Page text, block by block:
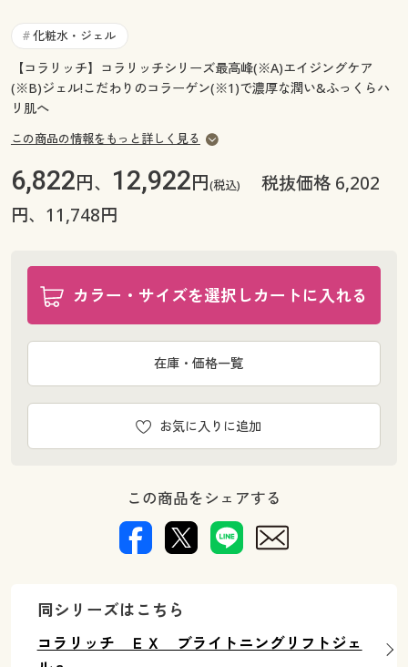
お気に入り
サポート
ご利用ガイド
よくある質問とお問い合わせ
ご利用ガイド
よくある質問とお問い合わせ
# 化粧水・ジェル
【コラリッチ】コラリッチシリーズ最高峰(※A)エイジングケア
(※B)ジェル!こだわりのコラーゲン(※1)で濃厚な潤い&ふっくらハ
リ肌へ
この商品の情報をもっと詳しく見る
6,822円、 12,922円(税込)
税抜価格 6,202
円、11,748円
カラー・サイズを選択しカートに入れる
お気に入りに追加
在庫・価格一覧
この商品をシェアする
同シリーズはこちら
コラリッチ ＥＸ ブライトニングリフトジェ